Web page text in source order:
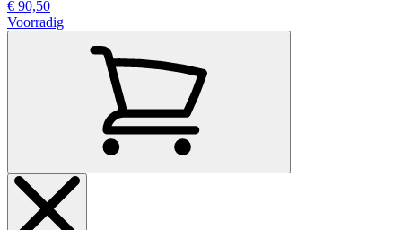
€ 90,50
Voorradig